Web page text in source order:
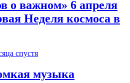
о важном» 6 апреля
Неделя космоса в
спустя
музыка